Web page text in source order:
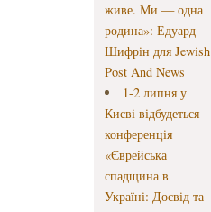
живе. Ми — одна
родина»: Едуард
Шифрін для Jewish
Post And News
1-2 липня у
Києві відбудеться
конференція
«Єврейська
спадщина в
Україні: Досвід та